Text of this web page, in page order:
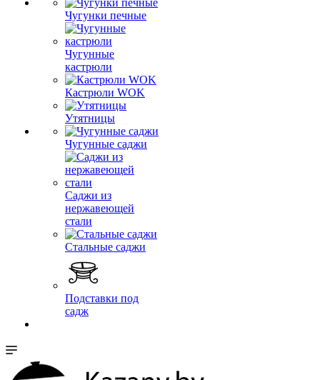
Чугунки печные
Чугунные
кастрюли
Кастрюли WOK
Утятницы
Чугунные саджи
Саджи из
нержавеющей
стали
Стальные саджи
Подставки под
садж